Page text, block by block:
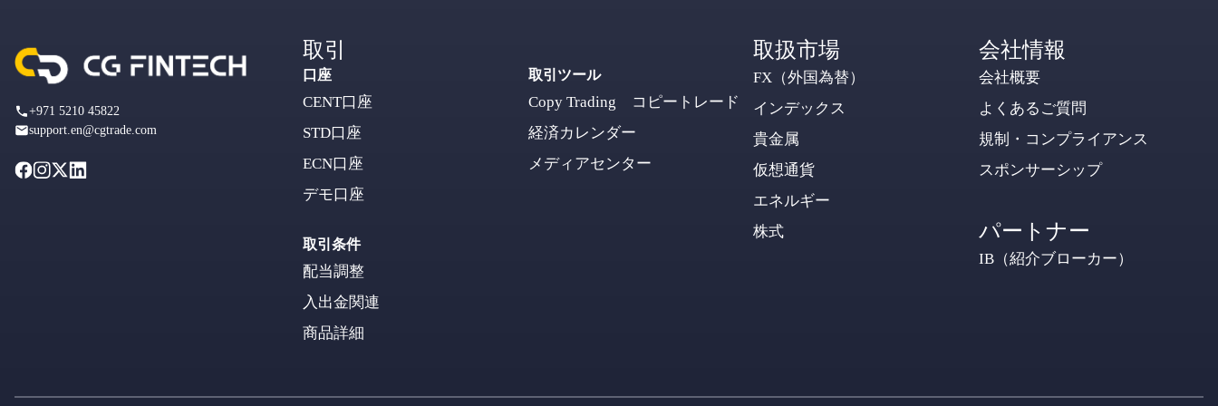
+971 5210 45822
support.en@cgtrade.com
取引
口座
CENT口座
STD口座
ECN口座
デモ口座
取引条件
配当調整
入出金関連
商品詳細
取引ツール
Copy Trading コピートレード
経済カレンダー
メディアセンター
取扱市場
FX（外国為替）
インデックス
貴金属
仮想通貨
エネルギー
株式
会社情報
会社概要
よくあるご質問
規制・コンプライアンス
スポンサーシップ
パートナー
IB（紹介ブローカー）